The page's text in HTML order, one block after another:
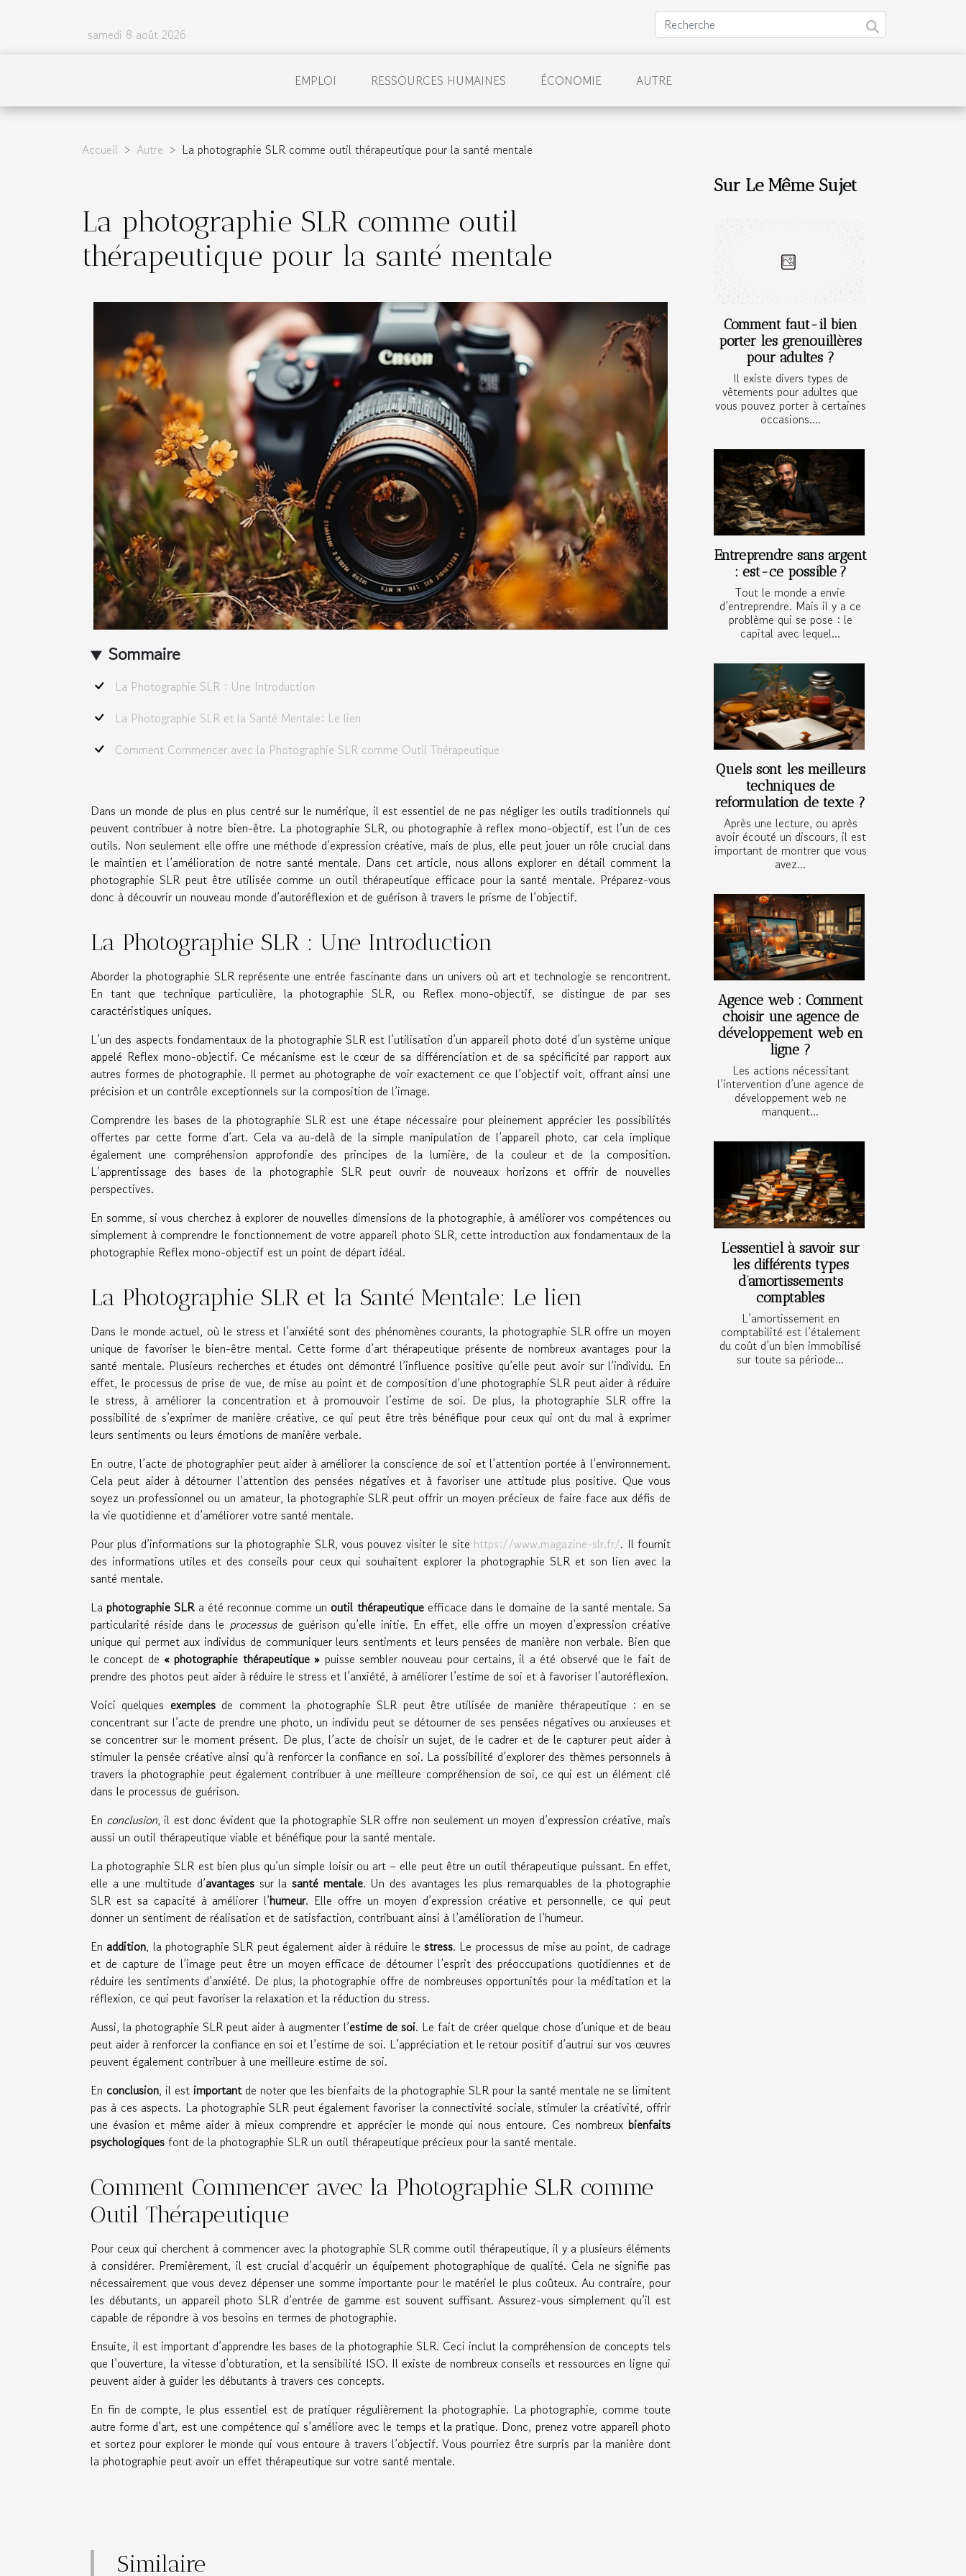
samedi 8 août 2026
EMPLOI RESSOURCES HUMAINES ÉCONOMIE AUTRE
Accueil Autre La photographie SLR comme outil thérapeutique pour la santé mentale
La photographie SLR comme outil
thérapeutique pour la santé mentale
Sommaire
La Photographie SLR : Une Introduction
La Photographie SLR et la Santé Mentale: Le lien
Comment Commencer avec la Photographie SLR comme Outil Thérapeutique
Dans un monde de plus en plus centré sur le numérique, il est essentiel de ne pas négliger les outils traditionnels qui
peuvent contribuer à notre bien-être. La photographie SLR, ou photographie à reflex mono-objectif, est l’un de ces
outils. Non seulement elle offre une méthode d’expression créative, mais de plus, elle peut jouer un rôle crucial dans
le maintien et l’amélioration de notre santé mentale. Dans cet article, nous allons explorer en détail comment la
photographie SLR peut être utilisée comme un outil thérapeutique efficace pour la santé mentale. Préparez-vous
donc à découvrir un nouveau monde d’autoréflexion et de guérison à travers le prisme de l’objectif.
La Photographie SLR : Une Introduction
Aborder la photographie SLR représente une entrée fascinante dans un univers où art et technologie se rencontrent.
En tant que technique particulière, la photographie SLR, ou Reflex mono-objectif, se distingue de par ses
caractéristiques uniques.
L’un des aspects fondamentaux de la photographie SLR est l’utilisation d’un appareil photo doté d’un système unique
appelé Reflex mono-objectif. Ce mécanisme est le cœur de sa différenciation et de sa spécificité par rapport aux
autres formes de photographie. Il permet au photographe de voir exactement ce que l’objectif voit, offrant ainsi une
précision et un contrôle exceptionnels sur la composition de l’image.
Comprendre les bases de la photographie SLR est une étape nécessaire pour pleinement apprécier les possibilités
offertes par cette forme d’art. Cela va au-delà de la simple manipulation de l’appareil photo, car cela implique
également une compréhension approfondie des principes de la lumière, de la couleur et de la composition.
L’apprentissage des bases de la photographie SLR peut ouvrir de nouveaux horizons et offrir de nouvelles
perspectives.
En somme, si vous cherchez à explorer de nouvelles dimensions de la photographie, à améliorer vos compétences ou
simplement à comprendre le fonctionnement de votre appareil photo SLR, cette introduction aux fondamentaux de la
photographie Reflex mono-objectif est un point de départ idéal.
La Photographie SLR et la Santé Mentale: Le lien
Dans le monde actuel, où le stress et l’anxiété sont des phénomènes courants, la photographie SLR offre un moyen
unique de favoriser le bien-être mental. Cette forme d’art thérapeutique présente de nombreux avantages pour la
santé mentale. Plusieurs recherches et études ont démontré l’influence positive qu’elle peut avoir sur l’individu. En
effet, le processus de prise de vue, de mise au point et de composition d’une photographie SLR peut aider à réduire
le stress, à améliorer la concentration et à promouvoir l’estime de soi. De plus, la photographie SLR offre la
possibilité de s’exprimer de manière créative, ce qui peut être très bénéfique pour ceux qui ont du mal à exprimer
leurs sentiments ou leurs émotions de manière verbale.
En outre, l’acte de photographier peut aider à améliorer la conscience de soi et l’attention portée à l’environnement.
Cela peut aider à détourner l’attention des pensées négatives et à favoriser une attitude plus positive. Que vous
soyez un professionnel ou un amateur, la photographie SLR peut offrir un moyen précieux de faire face aux défis de
la vie quotidienne et d’améliorer votre santé mentale.
Pour plus d’informations sur la photographie SLR, vous pouvez visiter le site https://www.magazine-slr.fr/. Il fournit
des informations utiles et des conseils pour ceux qui souhaitent explorer la photographie SLR et son lien avec la
santé mentale.
La photographie SLRa été reconnue comme un outil thérapeutiqueefficace dans le domaine de la santé mentale. Sa
particularité réside dans le processusde guérison qu’elle initie. En effet, elle offre un moyen d’expression créative
unique qui permet aux individus de communiquer leurs sentiments et leurs pensées de manière non verbale. Bien que
le concept de« photographie thérapeutique » puisse sembler nouveau pour certains, il a été observé que le fait de
prendre des photos peut aider à réduire le stress et l’anxiété, à améliorer l’estime de soi et à favoriser l’autoréflexion.
Voici quelques exemplesde comment la photographie SLR peut être utilisée de manière thérapeutique : en se
concentrant sur l’acte de prendre une photo, un individu peut se détourner de ses pensées négatives ou anxieuses et
se concentrer sur le moment présent. De plus, l’acte de choisir un sujet, de le cadrer et de le capturer peut aider à
stimuler la pensée créative ainsi qu’à renforcer la confiance en soi. La possibilité d’explorer des thèmes personnels à
travers la photographie peut également contribuer à une meilleure compréhension de soi, ce qui est un élément clé
dans le processus de guérison.
En conclusion, il est donc évident que la photographie SLR offre non seulement un moyen d’expression créative, mais
aussi un outil thérapeutique viable et bénéfique pour la santé mentale.
La photographie SLR est bien plus qu’un simple loisir ou art – elle peut être un outil thérapeutique puissant. En effet,
elle a une multitude d’avantagessur la santé mentale. Un des avantages les plus remarquables de la photographie
SLR est sa capacité à améliorer l’humeur. Elle offre un moyen d’expression créative et personnelle, ce qui peut
donner un sentiment de réalisation et de satisfaction, contribuant ainsi à l’amélioration de l’humeur.
En addition, la photographie SLR peut également aider à réduire lestress. Le processus de mise au point, de cadrage
et de capture de l’image peut être un moyen efficace de détourner l’esprit des préoccupations quotidiennes et de
réduire les sentiments d’anxiété. De plus, la photographie offre de nombreuses opportunités pour la méditation et la
réflexion, ce qui peut favoriser la relaxation et la réduction du stress.
Aussi, la photographie SLR peut aider à augmenter l’estime de soi. Le fait de créer quelque chose d’unique et de beau
peut aider à renforcer la confiance en soi et l’estime de soi. L’appréciation et le retour positif d’autrui sur vos œuvres
peuvent également contribuer à une meilleure estime de soi.
En conclusion, il est importantde noter que les bienfaits de la photographie SLR pour la santé mentale ne se limitent
pas à ces aspects. La photographie SLR peut également favoriser la connectivité sociale, stimuler la créativité, offrir
une évasion et même aider à mieux comprendre et apprécier le monde qui nous entoure. Ces nombreux bienfaits
psychologiques font de la photographie SLR un outil thérapeutique précieux pour la santé mentale.
Comment Commencer avec la Photographie SLR comme
Outil Thérapeutique
Pour ceux qui cherchent à commencer avec la photographie SLR comme outil thérapeutique, il y a plusieurs éléments
à considérer. Premièrement, il est crucial d’acquérir un équipement photographique de qualité. Cela ne signifie pas
nécessairement que vous devez dépenser une somme importante pour le matériel le plus coûteux. Au contraire, pour
les débutants, un appareil photo SLR d’entrée de gamme est souvent suffisant. Assurez-vous simplement qu’il est
capable de répondre à vos besoins en termes de photographie.
Ensuite, il est important d’apprendre les bases de la photographie SLR. Ceci inclut la compréhension de concepts tels
que l’ouverture, la vitesse d’obturation, et la sensibilité ISO. Il existe de nombreux conseils et ressources en ligne qui
peuvent aider à guider les débutants à travers ces concepts.
En fin de compte, le plus essentiel est de pratiquer régulièrement la photographie. La photographie, comme toute
autre forme d’art, est une compétence qui s’améliore avec le temps et la pratique. Donc, prenez votre appareil photo
et sortez pour explorer le monde qui vous entoure à travers l’objectif. Vous pourriez être surpris par la manière dont
la photographie peut avoir un effet thérapeutique sur votre santé mentale.
Sur Le Même Sujet
Comment faut-il bien
porter les grenouillères
pour adultes ?
Il existe divers types de
vêtements pour adultes que
vous pouvez porter à certaines
occasions....
Entreprendre sans argent
: est-ce possible ?
Tout le monde a envie
d’entreprendre. Mais il y a ce
problème qui se pose : le
capital avec lequel...
Quels sont les meilleurs
techniques de
reformulation de texte ?
Après une lecture, ou après
avoir écouté un discours, il est
important de montrer que vous
avez...
Agence web : Comment
choisir une agence de
développement web en
ligne ?
Les actions nécessitant
l’intervention d’une agence de
développement web ne
manquent...
L’essentiel à savoir sur
les différents types
d’amortissements
comptables
L’amortissement en
comptabilité est l’étalement
du coût d’un bien immobilisé
sur toute sa période...
Similaire